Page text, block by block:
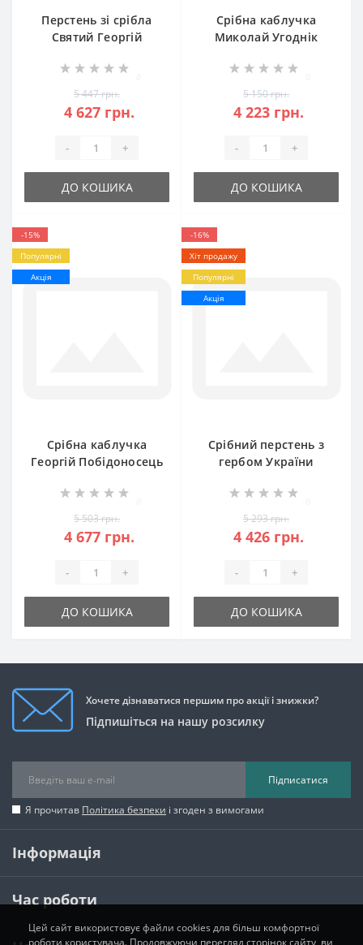
Перстень зі срібла
Святий Георгій
5 447 грн.
4 627 грн.
- +
ДО КОШИКА
Срібна каблучка
Миколай Угоднік
5 150 грн.
4 223 грн.
- +
ДО КОШИКА
-15%
Популярні
Акція
Срібна каблучка
Георгій Побідоносець
5 503 грн.
4 677 грн.
- +
ДО КОШИКА
-16%
Хіт продажу
Популярні
Акція
Срібний перстень з
гербом України
5 293 грн.
4 426 грн.
- +
ДО КОШИКА
Хочете дізнаватися першим про акції і знижки?
Підпишіться на нашу розсилку
Підписатися
Я прочитав Політика безпеки і згоден з вимогами
Інформація
Час роботи
Цей сайт використовує файли cookies для більш комфортної
роботи користувача. Продовжуючи перегляд сторінок сайту, ви